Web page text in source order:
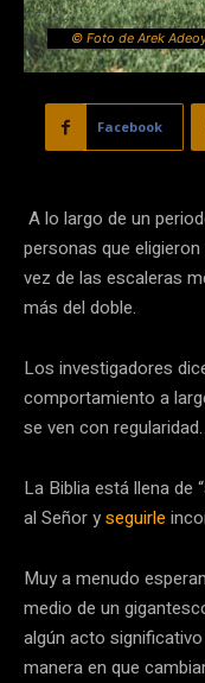
© Foto de Arek
Facebook
A lo largo de un
personas que
vez de las escaleras
más del doble.
Los investigadores
comportamiento a
se ven con regularidad.
La Biblia está llena de
al Señor yseguirle
Muy a menudo
medio de un
algún acto
manera en que